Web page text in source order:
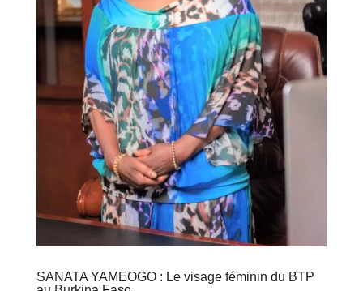
SANATA YAMEOGO : Le visage féminin du BTP